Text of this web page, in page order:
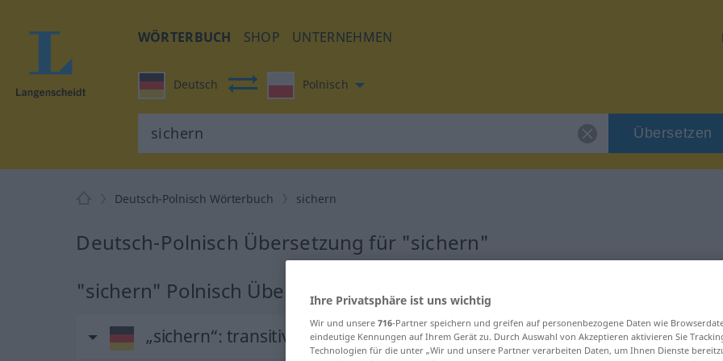
WÖRTERBUCH SHOP UNTERNEHMEN
Deutsch Polnisch
Übersetzen
Deutsch-Polnisch Wörterbuch sichern
Deutsch-Polnisch Übersetzung für "sichern"
"sichern" Polnisch Übersetzung
„sichern“: transitives Verb
Ihre Privatsphäre ist uns wichtig
Wir und unsere 716-Partner speichern und greifen auf personenbezogene Daten wie
eindeutige Kennungen auf Ihrem Gerät zu. Durch Auswahl von Akzeptieren aktivieren Sie
Technologien für die unter „Wir und unsere Partner verarbeiten Daten, um Ihnen Dienste